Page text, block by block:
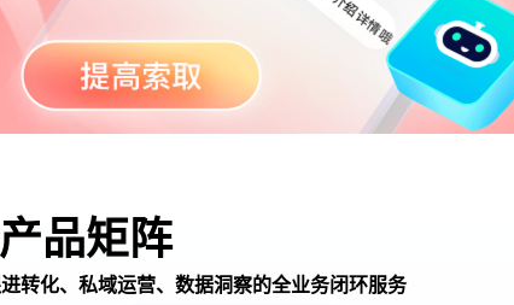
品矩阵
转化、私域运营、数据洞察的全业务闭环服务